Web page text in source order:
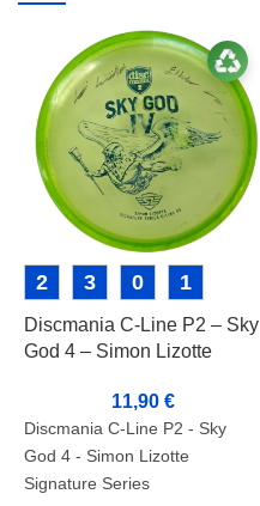
2 3 0 1
Discmania C-Line P2 – Sky
God 4 – Simon Lizotte
11,90 €
Discmania C-Line P2 - Sky
God 4 - Simon Lizotte
Signature Series